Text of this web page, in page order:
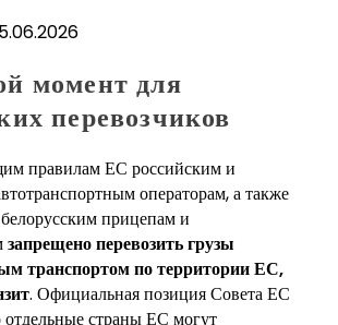
момент для
перевозчиков
правилам ЕС российским и
операторам, а также
прицепам и
запрещено перевозить грузы
транспортом по территории ЕС,
. Официальная позиция Совета ЕС
отдельные страны ЕС могут